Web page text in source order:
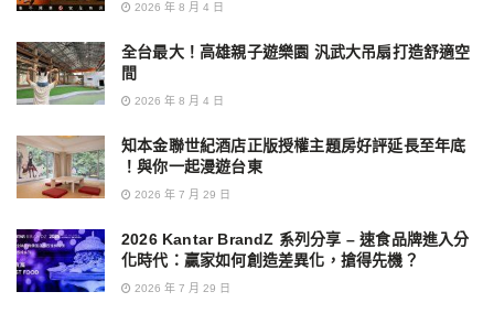
2026 年 8 月 4 日
全台最大！高雄親子遊樂園 汎武大吊扇打造舒適空
間
2026 年 8 月 4 日
知本金聯世紀酒店正版授權主題房好評延長至年底
！與你一起漫遊台東
2026 年 7 月 29 日
2026 Kantar BrandZ 系列分享 – 速食品牌進入分
化時代：贏家如何創造差異化，搶得先機？
2026 年 7 月 29 日